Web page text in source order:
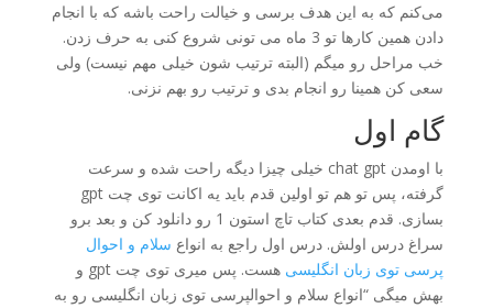
می‌کنم که به این هدف برسی و خیالت راحت باشه که با انجام
دادن همین کارها تو 3 ماه می تونی شروع کنی به حرف زدن.
خب مراحل رو میگم (البته ترتیب شون خیلی مهم نیست) ولی
سعی کن همینا رو انجام بدی و ترتیب رو بهم نزنی.
گام اول
با اومدن chat gpt خیلی چیزا دیگه راحت شده و سرعت
گرفته، پس تو هم تو اولین قدم باید یه اکانت توی چت gpt
بسازی. قدم بعدی کتاب تاچ استون 1 رو دانلود کن و بعد برو
سراغ درس اولش. درس اول راجع به انواع سلام و احوال
پرسی توی زبان انگلیسی
هست. پس میری توی چت gpt و
بهش میگی “انواع سلام و احوالپرسی توی زبان انگلیسی رو به